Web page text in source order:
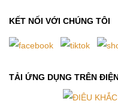
KẾT NỐI VỚI CHÚNG TÔI
TẢI ỨNG DỤNG TRÊN